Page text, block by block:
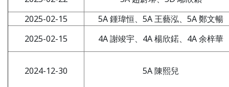
2025-02-15
5A 鍾瑋恒、5A 王藝泓、5A 鄭文暢
2025-02-15
4A 謝竣宇、4A 楊欣鍩、4A 余梓華
2024-12-30 5A 陳熙兒